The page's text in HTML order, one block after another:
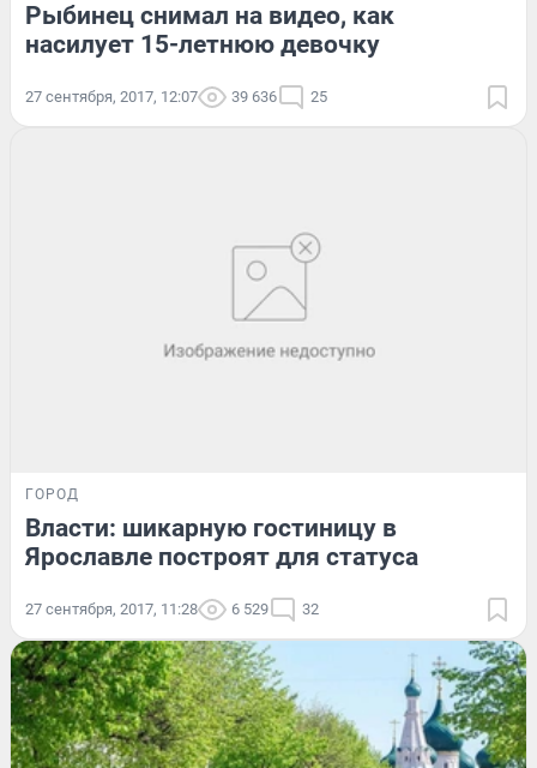
Рыбинец снимал на видео, как
насилует 15-летнюю девочку
27 сентября, 2017, 12:07 39 636 25
ГОРОД
Власти: шикарную гостиницу в
Ярославле построят для статуса
27 сентября, 2017, 11:28 6 529 32